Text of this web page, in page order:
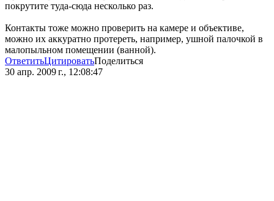
покрутите туда-сюда несколько раз.
Контакты тоже можно проверить на камере и объективе,
можно их аккуратно протереть, например, ушной палочкой в
малопыльном помещении (ванной).
ОтветитьЦитироватьПоделиться
30 апр. 2009 г., 12:08:47